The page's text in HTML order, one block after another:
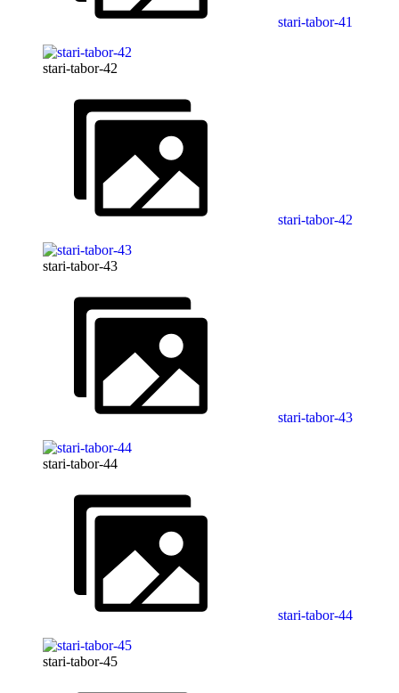
stari-tabor-41
stari-tabor-42
stari-tabor-42
stari-tabor-43
stari-tabor-43
stari-tabor-44
stari-tabor-44
stari-tabor-45